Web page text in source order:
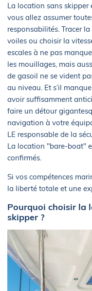
La location sans skipper
vous allez assumer
responsabilités. Tracer la
voiles ou choisir la
escales à ne pas
les mouillages, mais
de gasoil ne se vident
au niveau. Et s’il
avoir suffisamment
faire un détour
navigation à votre
LE responsable de la
La location "bare-boat"
confirmés.
Si vos compétences
la liberté totale et une
Pourquoi choisir la
skipper ?